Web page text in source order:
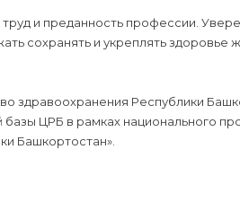
и преданность профессии.
сохранять и укреплять здоровье
здравоохранения Республики
ЦРБ в рамках национального
Башкортостан».